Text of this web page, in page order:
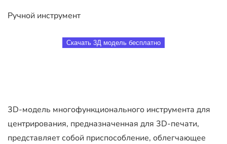
Ручной инструмент
Скачать 3Д модель бесплатно
3D-модель многофункционального инструмента для
центрирования, предназначенная для 3D-печати,
представляет собой приспособление, облегчающее